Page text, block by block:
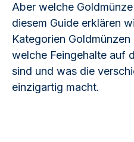
Aber welche
diesem Guide erklären
Kategorien
welche Feingehalte auf
sind und was die
einzigartig macht.